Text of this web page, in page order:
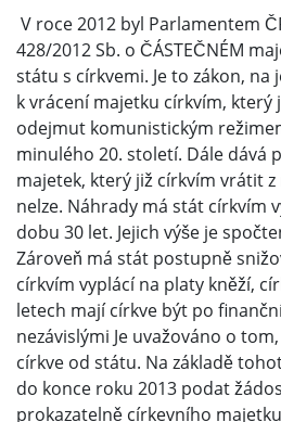
V roce 2012 byl Parlamentem
428/2012 Sb. o ČÁSTEČNÉM
státu s církvemi. Je to zákon, na
k vrácení majetku církvím, který
odejmut komunistickým
minulého 20. století. Dále dává
majetek, který již církvím vrátit
nelze. Náhrady má stát církvím
dobu 30 let. Jejich výše je
Zároveň má stát postupně
církvím vyplácí na platy kněží,
letech mají církve být po
nezávislými Je uvažováno o
církve od státu. Na základě
do konce roku 2013 podat
prokazatelně církevního